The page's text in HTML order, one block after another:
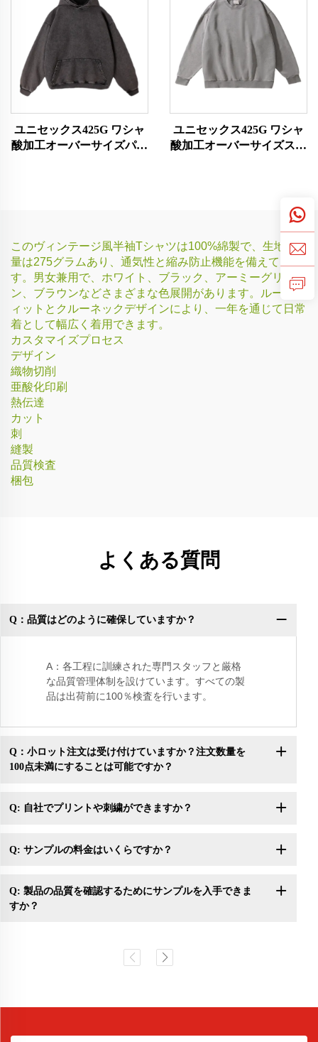
ユニセックス425G ワシャ
酸加工オーバーサイズパー
ユニセックス425G ワシャ
酸加工オーバーサイズスウ
このヴィンテージ風半袖Tシャツは100%綿製で、生地重
量は275グラムあり、通気性と縮み防止機能を備えていま
す。男女兼用で、ホワイト、ブラック、アーミーグリー
ン、ブラウンなどさまざまな色展開があります。ルーズフ
ィットとクルーネックデザインにより、一年を通じて日常
着として幅広く着用できます。
カスタマイズプロセス
デザイン
織物切削
亜酸化印刷
熱伝達
カット
刺
縫製
品質検査
梱包
よくある質問
Q：品質はどのように確保していますか？
A：各工程に訓練された専門スタッフと厳格
な品質管理体制を設けています。すべての製
品は出荷前に100％検査を行います。
Q：小ロット注文は受け付けていますか？注文数量を
100点未満にすることは可能ですか？
Q: 自社でプリントや刺繍ができますか？
Q: サンプルの料金はいくらですか？
Q: 製品の品質を確認するためにサンプルを入手できま
すか？